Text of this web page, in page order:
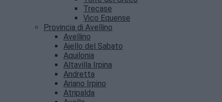
Trecase
Vico Equense
Provincia di Avellino
Avellino
Aiello del Sabato
Aquilonia
Altavilla Irpina
Andretta
Ariano Irpino
Atripalda